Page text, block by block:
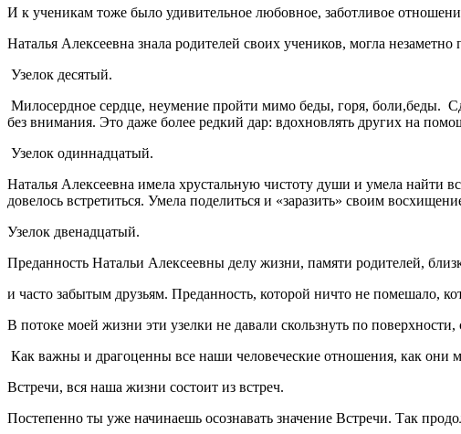
И к ученикам тоже было удивительное любовное, заботливое
Наталья Алексеевна знала родителей своих учеников, могла
Узелок десятый.
Милосердное сердце, неумение пройти мимо беды, горя, боли,беды.
без внимания. Это даже более редкий дар: вдохновлять других на
Узелок одиннадцатый.
Наталья Алексеевна имела хрустальную чистоту души и умела найти
довелось встретиться. Умела поделиться и «заразить» своим
Узелок двенадцатый.
Преданность Натальи Алексеевны делу жизни, памяти родителей,
и часто забытым друзьям. Преданность, которой ничто не помешало,
В потоке моей жизни эти узелки не давали скользнуть по
Как важны и драгоценны все наши человеческие отношения, как
Встречи, вся наша жизни состоит из встреч.
Постепенно ты уже начинаешь осознавать значение Встречи. Так